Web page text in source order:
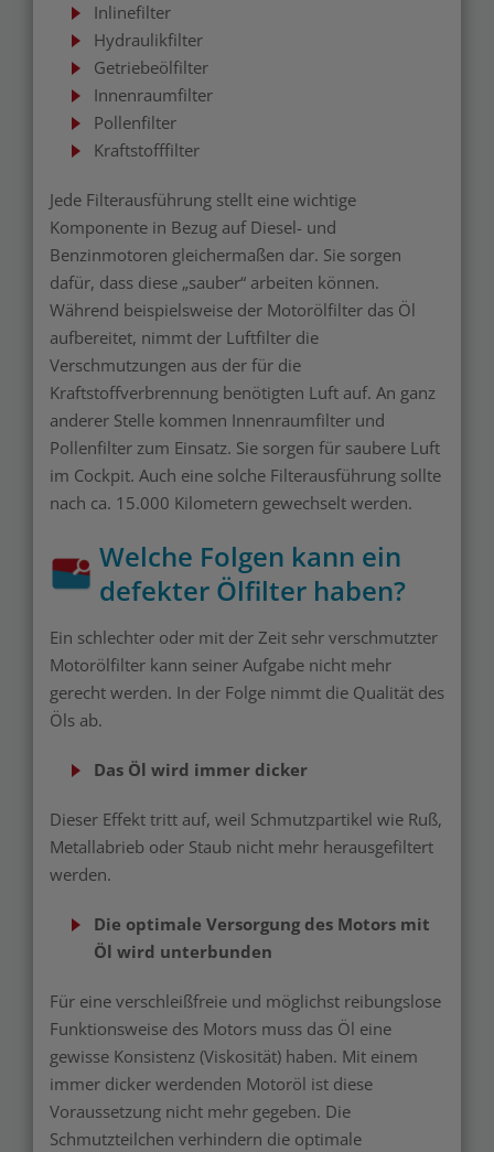
Inlinefilter
Hydraulikfilter
Getriebeölfilter
Innenraumfilter
Pollenfilter
Kraftstofffilter
Jede Filterausführung stellt eine wichtige
Komponente in Bezug auf Diesel- und
Benzinmotoren gleichermaßen dar. Sie sorgen
dafür, dass diese „sauber“ arbeiten können.
Während beispielsweise der Motorölfilter das Öl
aufbereitet, nimmt der Luftfilter die
Verschmutzungen aus der für die
Kraftstoffverbrennung benötigten Luft auf. An ganz
anderer Stelle kommen Innenraumfilter und
Pollenfilter zum Einsatz. Sie sorgen für saubere Luft
im Cockpit. Auch eine solche Filterausführung sollte
nach ca. 15.000 Kilometern gewechselt werden.
Welche Folgen kann ein
defekter Ölfilter haben?
Ein schlechter oder mit der Zeit sehr verschmutzter
Motorölfilter kann seiner Aufgabe nicht mehr
gerecht werden. In der Folge nimmt die Qualität des
Öls ab.
Das Öl wird immer dicker
Dieser Effekt tritt auf, weil Schmutzpartikel wie Ruß,
Metallabrieb oder Staub nicht mehr herausgefiltert
werden.
Die optimale Versorgung des Motors mit
Öl wird unterbunden
Für eine verschleißfreie und möglichst reibungslose
Funktionsweise des Motors muss das Öl eine
gewisse Konsistenz (Viskosität) haben. Mit einem
immer dicker werdenden Motoröl ist diese
Voraussetzung nicht mehr gegeben. Die
Schmutzteilchen verhindern die optimale